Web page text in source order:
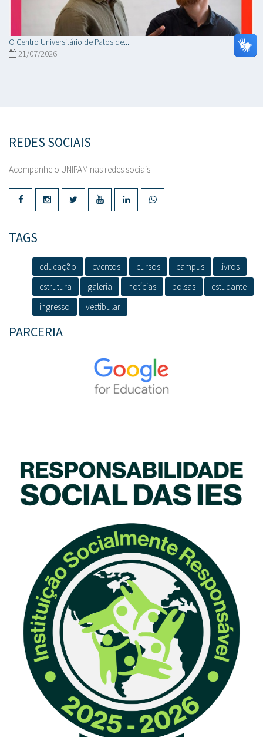
O Centro Universitário de Patos de...
21/07/2026
REDES SOCIAIS
Acompanhe o UNIPAM nas redes sociais.
TAGS
educação eventos cursos campus
livros
estrutura
galeria notícias bolsas
estudante
ingresso
vestibular
PARCERIA